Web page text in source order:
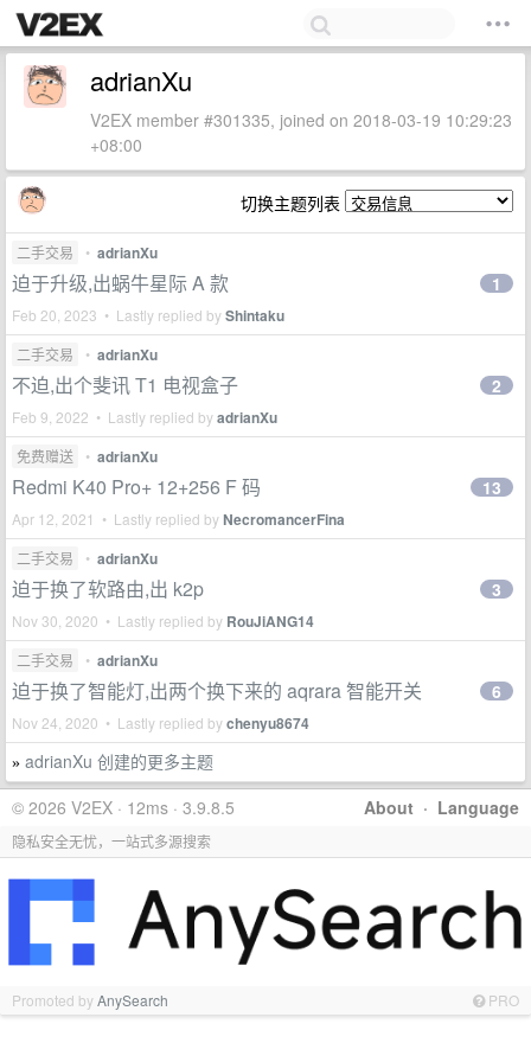
adrianXu
V2EX member #301335, joined on 2018-03-19 10:29:23
+08:00
切换主题列表
二手交易 • adrianXu
迫于升级,出蜗牛星际 A 款
Feb 20, 2023 • Lastly replied byShintaku
1
二手交易 • adrianXu
不迫,出个斐讯 T1 电视盒子
Feb 9, 2022 • Lastly replied byadrianXu
2
免费赠送 • adrianXu
Redmi K40 Pro+ 12+256 F 码
Apr 12, 2021 • Lastly replied byNecromancerFina
13
二手交易 • adrianXu
迫于换了软路由,出 k2p
Nov 30, 2020 • Lastly replied by RouJiANG14
3
二手交易 • adrianXu
迫于换了智能灯,出两个换下来的 aqrara 智能开关
Nov 24, 2020 • Lastly replied bychenyu8674
6
» adrianXu 创建的更多主题
About · Language
© 2026 V2EX · 12ms · 3.9.8.5
隐私安全无忧，一站式多源搜索
Promoted byAnySearch PRO